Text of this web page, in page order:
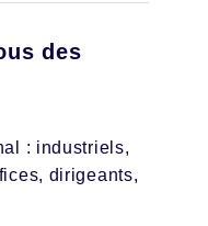
des
: industriels,
dirigeants,